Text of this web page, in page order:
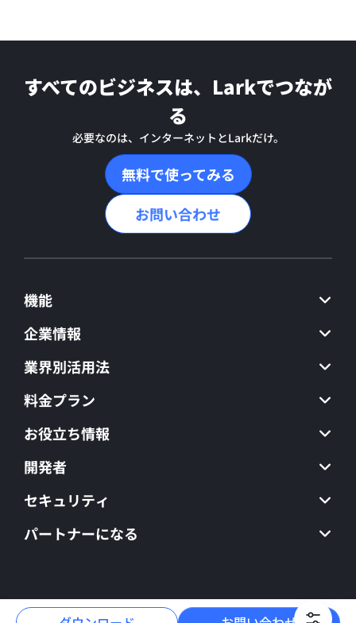
すべてのビジネスは、Larkでつなが
る
必要なのは、インターネットとLarkだけ。
無料で使ってみる
お問い合わせ
機能
企業情報
業界別活用法
料金プラン
お役立ち情報
開発者
セキュリティ
パートナーになる